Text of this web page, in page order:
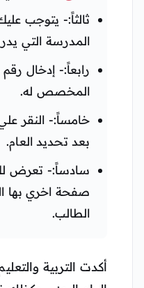
ثالثاً:- يتوجب
المدرسة التي
رابعاً:- إدخال
المخصص له.
خامساً:- النقر
بعد تحديد العام.
سادساً:- تعرض
صفحة اخري بها
الطالب.
أكدت التربية